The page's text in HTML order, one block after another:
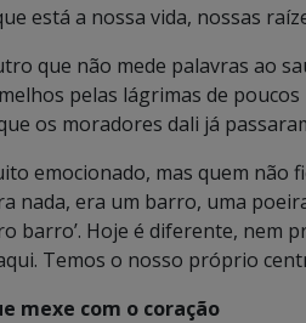
está a nossa vida, nossas
que não mede palavras ao
pelas lágrimas de
os moradores dali já
emocionado, mas quem não
nada, era um barro, uma
barro’. Hoje é diferente, nem
Temos o nosso próprio
mexe com o coração